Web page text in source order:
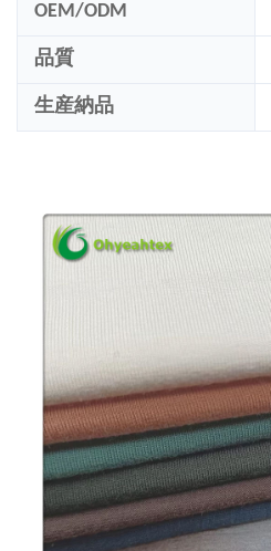
OEM/ODM
品質
生産納品